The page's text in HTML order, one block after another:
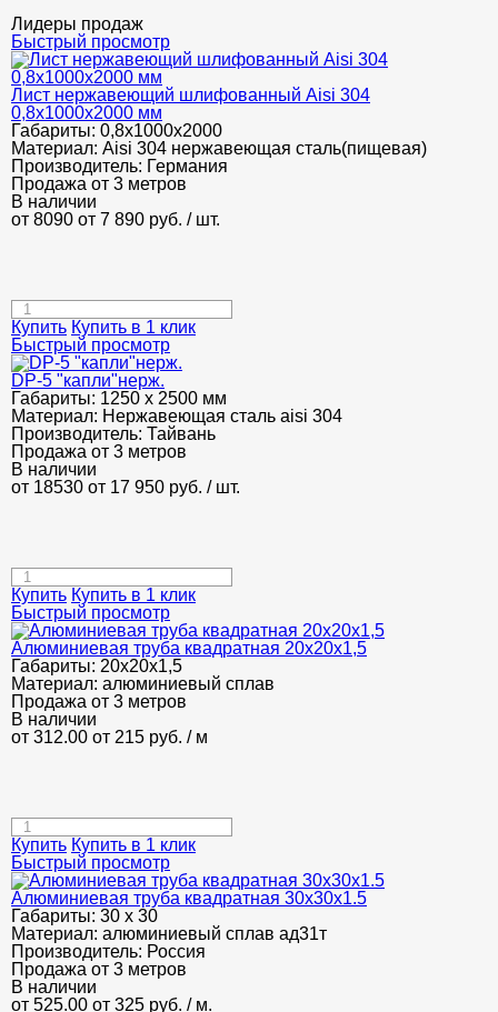
Лидеры продаж
Быстрый просмотр
Лист нержавеющий шлифованный Aisi 304
0,8х1000х2000 мм
Габариты: 0,8х1000х2000
Материал: Aisi 304 нержавеющая сталь(пищевая)
Производитель: Германия
Продажа от 3 метров
В наличии
от 8090 от 7 890 руб. / шт.
Купить Купить в 1 клик
Быстрый просмотр
DP-5 "капли"нерж.
Габариты: 1250 х 2500 мм
Материал: Нержавеющая сталь aisi 304
Производитель: Тайвань
Продажа от 3 метров
В наличии
от 18530 от 17 950 руб. / шт.
Купить Купить в 1 клик
Быстрый просмотр
Алюминиевая труба квадратная 20х20х1,5
Габариты: 20х20х1,5
Материал: алюминиевый сплав
Продажа от 3 метров
В наличии
от 312.00 от 215 руб. / м
Купить Купить в 1 клик
Быстрый просмотр
Алюминиевая труба квадратная 30х30х1.5
Габариты: 30 х 30
Материал: алюминиевый сплав ад31т
Производитель: Россия
Продажа от 3 метров
В наличии
от 525.00 от 325 руб. / м.